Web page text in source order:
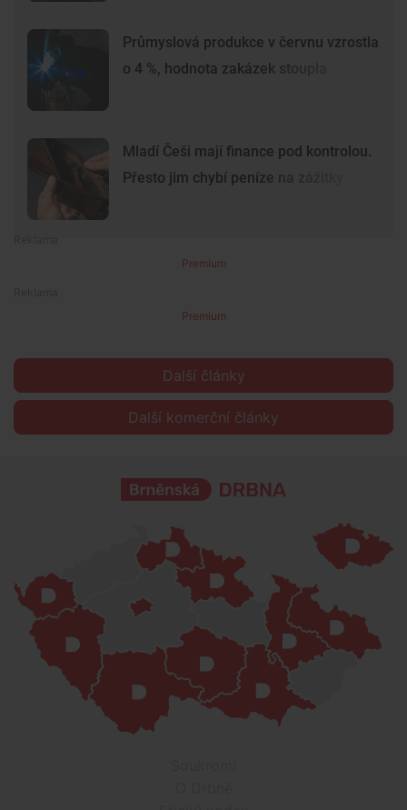
Průmyslová produkce v červnu vzrostla
o 4 %, hodnota zakázek stoupla
Mladí Češi mají finance pod kontrolou.
Přesto jim chybí peníze na zážitky
Premium
Premium
Další články
Další komerční články